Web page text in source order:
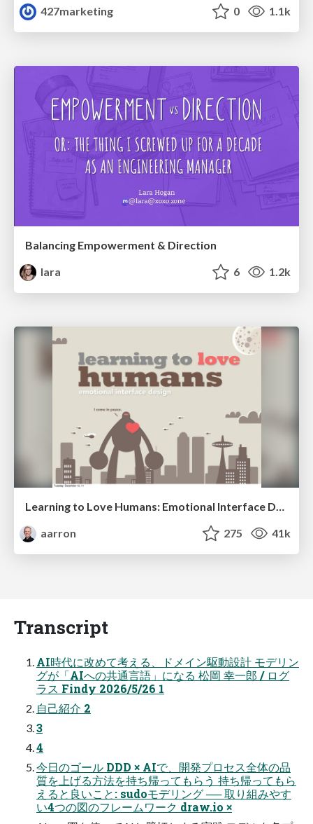
427marketing
0 1.1k
Balancing Empowerment & Direction
lara
6 1.2k
aarron
275 41k
Transcript
AI時代に改めて考える、ドメイン駆動設計 モデリン
グが「AIへの共通言語」になる 松岡 幸一郎 / ログ
ラス Findy 2026/5/26 1
自己紹介 2
3
4
今日のゴール DDD × AIで、開発プロセス全体の品
質を上げる方法を持ち帰ってもらう 持ち帰ってもら
えると良いこと: sudoモデリング ── 取り組みやす
い4つの図のフレームワーク draw.io ×